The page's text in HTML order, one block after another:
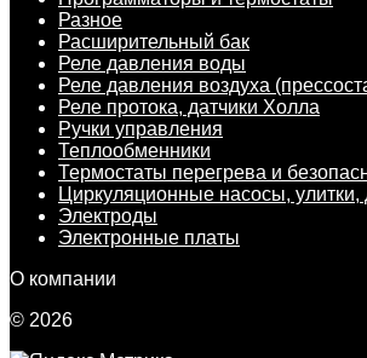
Разное
Расширительный бак
Реле давления воды
Реле давления воздуха
Реле протока, датчики Холла
Ручки управления
Теплообменники
Термостаты перегрева и
Циркуляционные насосы, улитки,
Электроды
Электронные платы
О компании
© 2026